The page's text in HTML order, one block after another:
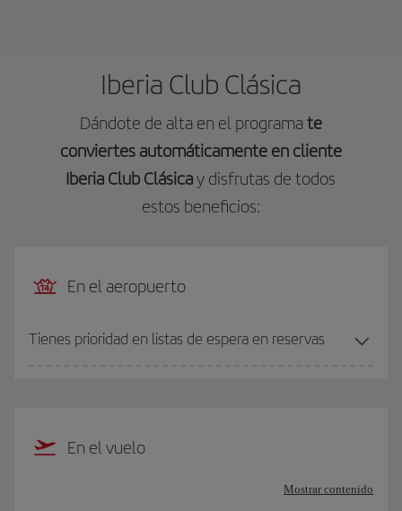
Iberia Club Clásica
Dándote de alta en el programate
conviertes automáticamente en cliente
Iberia Club Clásicay disfrutas de todos
estos beneficios:
En el aeropuerto
Tienes prioridad en listas de espera en reservas
En el vuelo
Mostrar contenido